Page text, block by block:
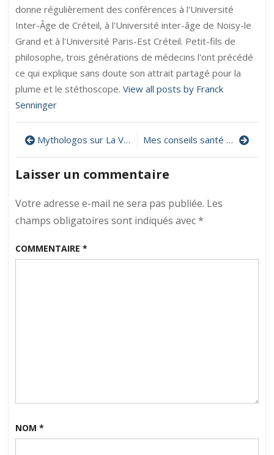
donne régulièrement des conférences à l'Université
Inter-Âge de Créteil, à l'Université inter-âge de Noisy-le
Grand et à l'Université Paris-Est Créteil. Petit-fils de
philosophe, trois générations de médecins l'ont précédé
ce qui explique sans doute son attrait partagé pour la
plume et le stéthoscope. View all posts by Franck
Senninger
Navigation
de
l’article
Mythologos sur La Voce de novembre 2020 Mes conseils santé dans La Voce de novembre 2020 (Franco Berneri-Croce)
Laisser un commentaire
Votre adresse e-mail ne sera pas publiée. Les
champs obligatoires sont indiqués avec*
COMMENTAIRE *
NOM *